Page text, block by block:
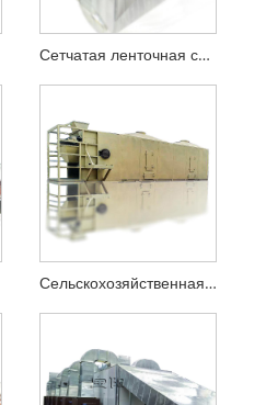
Сетчатая ленточная сушилка с блоками лигнита
Сельскохозяйственная продукция Mesh Ленточная сушилка